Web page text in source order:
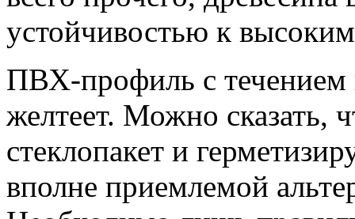
устойчивостью к
ПВХ-профиль с течением
желтеет. Можно сказать,
стеклопакет и
вполне приемлемой